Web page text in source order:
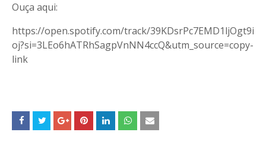
Ouça aqui:
https://open.spotify.com/track/39KDsrPc7EMD1ljOgt9i
oj?si=3LEo6hATRhSagpVnNN4ccQ&utm_source=copy-
link